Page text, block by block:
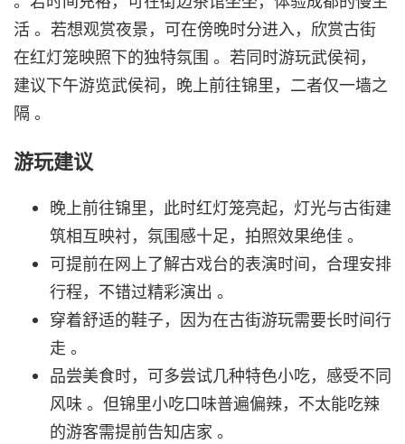
活 。若想观赏夜景，可在傍晚时分进入，欣赏古街
在红灯笼映照下的独特氛围 。若同时游玩武侯祠，
建议下午游览武侯祠，晚上前往锦里，二者仅一墙之
隔 。
游玩建议
晚上前往锦里，此时红灯笼亮起，灯光与古街建
筑相互映衬，氛围感十足，拍照效果绝佳 。
可提前在网上了解古戏台的表演时间，合理安排
行程，不错过精彩演出 。
穿着舒适的鞋子，因为在古街游玩需要长时间行
走 。
品尝美食时，可多尝试几种特色小吃，感受不同
风味 。但锦里小吃口味普遍偏辣，不太能吃辣
的游客需提前告知店家 。